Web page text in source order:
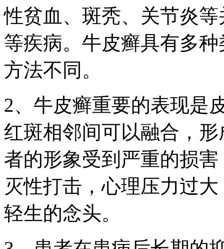
性贫血、斑秃、关节炎
等疾病。牛皮癣具有多
方法不同。
2、牛皮癣重要的表现是
红斑相邻间可以融合，
者的形象受到严重的损
灭性打击，心理压力过
轻生的念头。